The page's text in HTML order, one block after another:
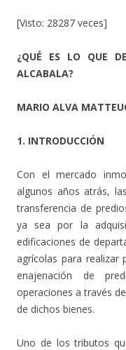
[Visto: 28287 veces]
¿QUÉ ES LO QUE
ALCABALA?
MARIO ALVA
1. INTRODUCCIÓN
Con el mercado
algunos años atrás,
transferencia de
ya sea por la
edificaciones de
agrícolas para realizar
enajenación de
operaciones a través
de dichos bienes.
Uno de los tributos